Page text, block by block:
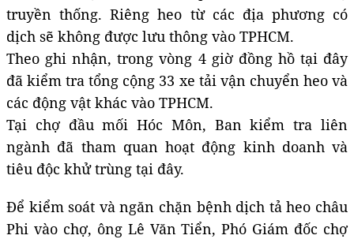
truyền thống. Riêng heo từ các địa phương có
dịch sẽ không được lưu thông vào TPHCM.
Theo ghi nhận, trong vòng 4 giờ đồng hồ tại đây
đã kiểm tra tổng cộng 33 xe tải vận chuyển heo và
các động vật khác vào TPHCM.
Tại chợ đầu mối Hóc Môn, Ban kiểm tra liên
ngành đã tham quan hoạt động kinh doanh và
tiêu độc khử trùng tại đây.
Để kiểm soát và ngăn chặn bệnh dịch tả heo châu
Phi vào chợ, ông Lê Văn Tiển, Phó Giám đốc chợ